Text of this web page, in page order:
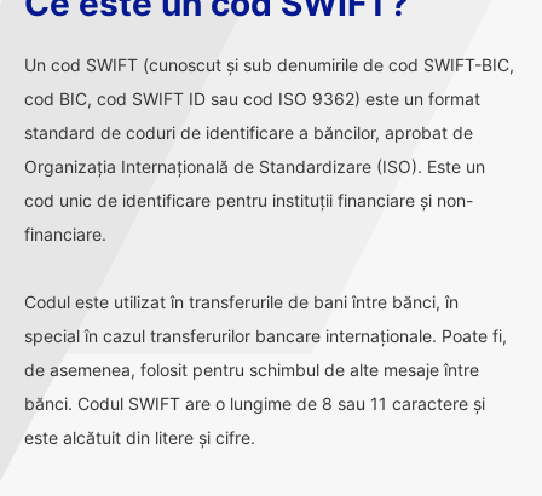
Un cod SWIFT (cunoscut și sub denumirile de cod SWIFT-BIC,
cod BIC, cod SWIFT ID sau cod ISO 9362) este un format
standard de coduri de identificare a băncilor, aprobat de
Organizația Internațională de Standardizare (ISO). Este un
cod unic de identificare pentru instituții financiare și non-
financiare.
Codul este utilizat în transferurile de bani între bănci, în
special în cazul transferurilor bancare internaționale. Poate fi,
de asemenea, folosit pentru schimbul de alte mesaje între
bănci. Codul SWIFT are o lungime de 8 sau 11 caractere și
este alcătuit din litere și cifre.